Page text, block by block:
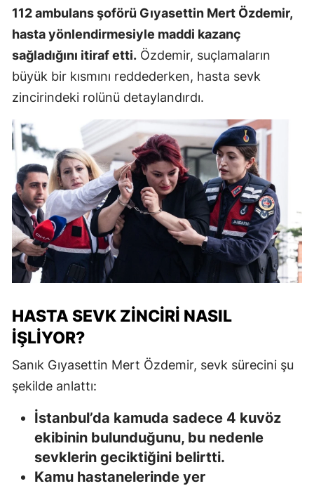
112 ambulans şoförü Gıyasettin Mert Özdemir,
hasta yönlendirmesiyle maddi kazanç
sağladığını itiraf etti. Özdemir, suçlamaların
büyük bir kısmını reddederken, hasta sevk
zincirindeki rolünü detaylandırdı.
HASTA SEVK ZINCIRI NASIL
İŞLIYOR?
Sanık Gıyasettin Mert Özdemir, sevk sürecini şu
şekilde anlattı:
İstanbul’da kamuda sadece 4 kuvöz
ekibinin bulunduğunu, bu nedenle
sevklerin geciktiğini belirtti.
Kamu hastanelerinde yer